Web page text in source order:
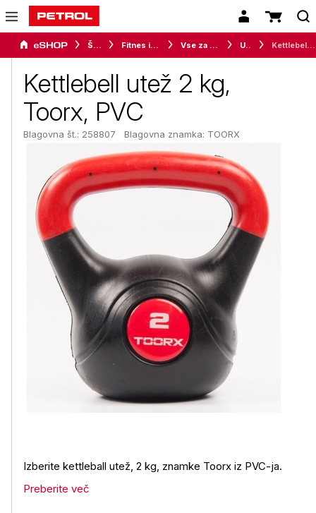
Šport Fitnes in vadba Vse za vadbo Uteži
Kettlebell utež 2 kg,
Toorx, PVC
Blagovna št.: 258807 Blagovna znamka: TOORX
Izberite kettleball utež, 2 kg, znamke Toorx iz PVC-ja.
Preberite več